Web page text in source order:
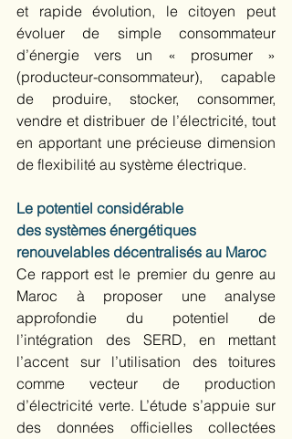
et rapide évolution, le citoyen peut
évoluer de simple consommateur
d’énergie vers un « prosumer »
(producteur-consommateur), capable
de produire, stocker, consommer,
vendre et distribuer de l’électricité, tout
en apportant une précieuse dimension
de flexibilité au système électrique.
Le potentiel considérable
des systèmes énergétiques
renouvelables décentralisés au Maroc
Ce rapport est le premier du genre au
Maroc à proposer une analyse
approfondie du potentiel de
l’intégration des SERD, en mettant
l’accent sur l’utilisation des toitures
comme vecteur de production
d’électricité verte. L’étude s’appuie sur
des données officielles collectées